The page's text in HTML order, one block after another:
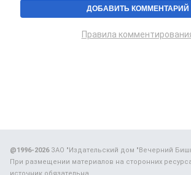
Правила
@1996-2026ЗАО "Издательский дом "Вечерний
При размещении материалов на сторонних